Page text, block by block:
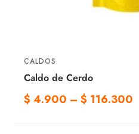
CALDOS
Caldo de Cerdo
$ 4.900 – $ 116.300